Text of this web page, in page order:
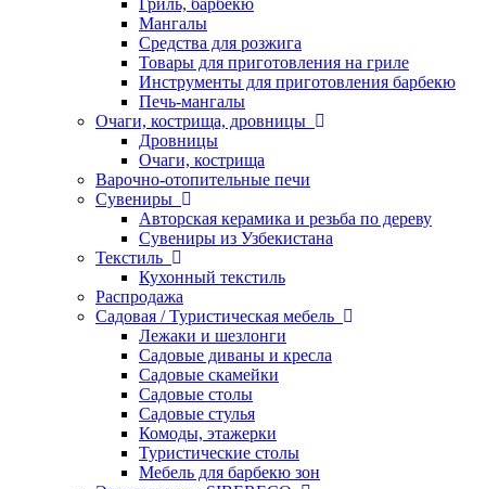
Гриль, барбекю
Мангалы
Средства для розжига
Товары для приготовления на гриле
Инструменты для приготовления барбекю
Печь-мангалы
Очаги, кострища, дровницы
Дровницы
Очаги, кострища
Варочно-отопительные печи
Сувениры
Авторская керамика и резьба по дереву
Сувениры из Узбекистана
Текстиль
Кухонный текстиль
Распродажа
Садовая / Туристическая мебель
Лежаки и шезлонги
Садовые диваны и кресла
Садовые скамейки
Садовые столы
Садовые стулья
Комоды, этажерки
Туристические столы
Мебель для барбекю зон